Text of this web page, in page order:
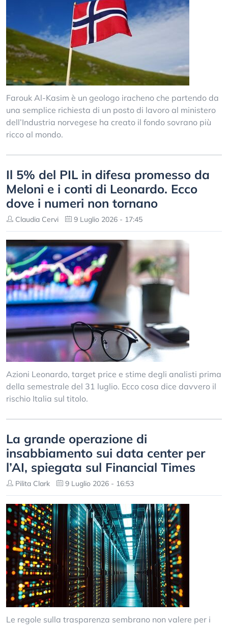
Farouk Al-Kasim è un geologo iracheno che partendo da
una semplice richiesta di un posto di lavoro al ministero
dell’Industria norvegese ha creato il fondo sovrano più
ricco al mondo.
Il 5% del PIL in difesa promesso da
Meloni e i conti di Leonardo. Ecco
dove i numeri non tornano
Claudia Cervi 9 Luglio 2026 - 17:45
Azioni Leonardo, target price e stime degli analisti prima
della semestrale del 31 luglio. Ecco cosa dice davvero il
rischio Italia sul titolo.
La grande operazione di
insabbiamento sui data center per
l’AI, spiegata sul Financial Times
Pilita Clark 9 Luglio 2026 - 16:53
Le regole sulla trasparenza sembrano non valere per i